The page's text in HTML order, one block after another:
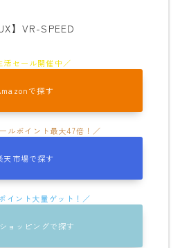
】VR-SPEED
で探す
天市場で探す
ョッピングで探す